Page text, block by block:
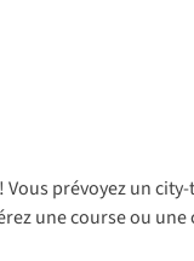
prévoyez un
une course ou